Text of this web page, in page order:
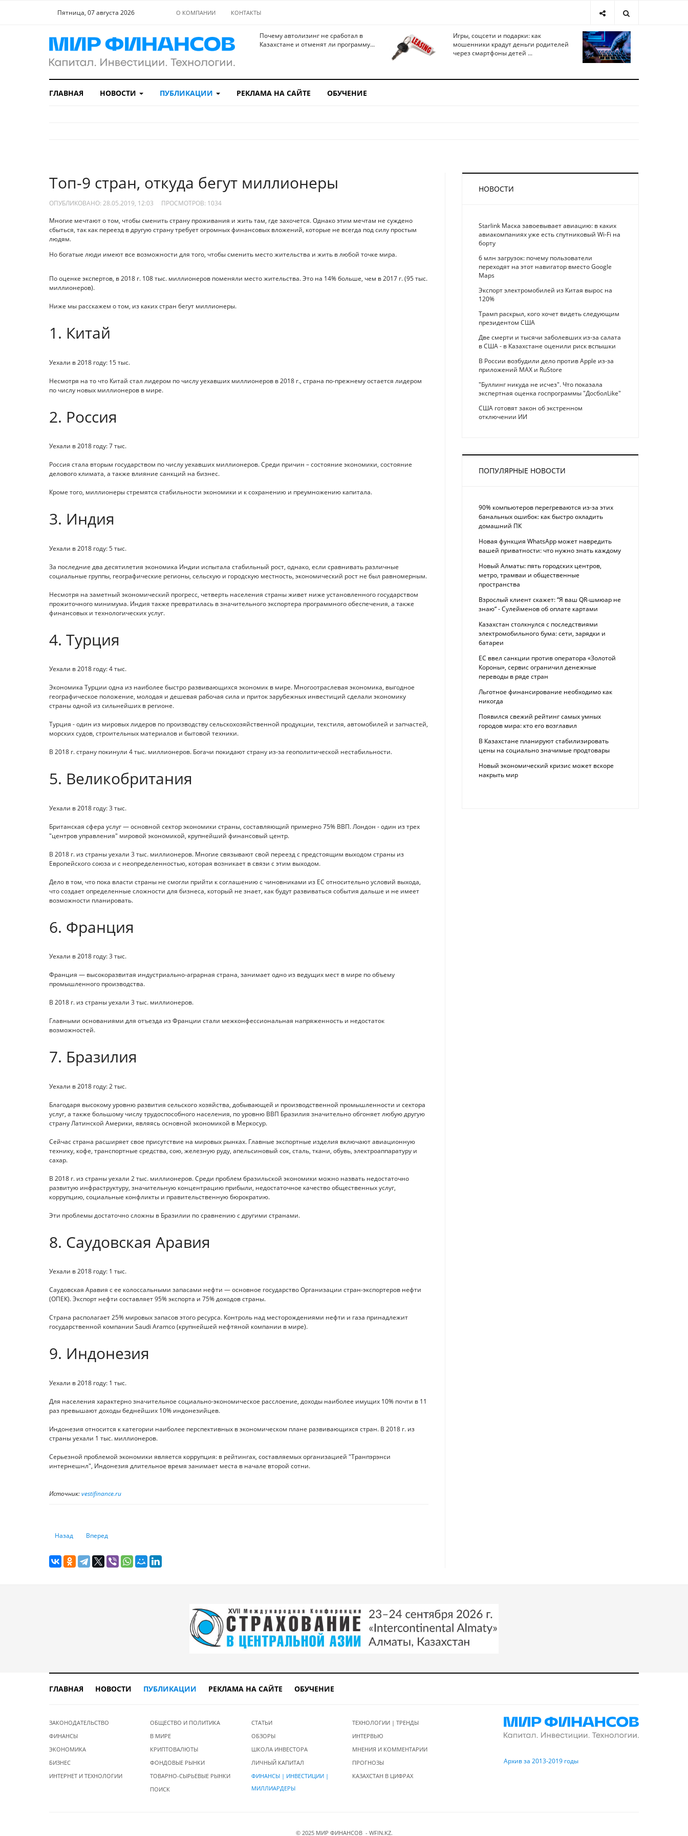
Пятница, 07 августа 2026 О КОМПАНИИ КОНТАКТЫ
Почему автолизинг не сработал в
Казахстане и отменят ли программу...
Игры, соцсети и подарки: как
мошенники крадут деньги родителей
через смартфоны детей ...
ГЛАВНАЯ НОВОСТИ ПУБЛИКАЦИИ РЕКЛАМА НА САЙТЕ ОБУЧЕНИЕ
Топ-9 стран, откуда бегут миллионеры
ОПУБЛИКОВАНО: 28.05.2019, 12:03 ПРОСМОТРОВ: 1034
Многие мечтают о том, чтобы сменить страну проживания и жить там, где захочется. Однако этим мечтам не суждено
сбыться, так как переезд в другую страну требует огромных финансовых вложений, которые не всегда под силу простым
людям.
Но богатые люди имеют все возможности для того, чтобы сменить место жительства и жить в любой точке мира.
По оценке экспертов, в 2018 г. 108 тыс. миллионеров поменяли место жительства. Это на 14% больше, чем в 2017 г. (95 тыс.
миллионеров).
Ниже мы расскажем о том, из каких стран бегут миллионеры.
1. Китай
Уехали в 2018 году: 15 тыс.
Несмотря на то что Китай стал лидером по числу уехавших миллионеров в 2018 г., страна по-прежнему остается лидером
по числу новых миллионеров в мире.
2. Россия
Уехали в 2018 году: 7 тыс.
Россия стала вторым государством по числу уехавших миллионеров. Среди причин – состояние экономики, состояние
делового климата, а также влияние санкций на бизнес.
Кроме того, миллионеры стремятся стабильности экономики и к сохранению и преумножению капитала.
3. Индия
Уехали в 2018 году: 5 тыс.
За последние два десятилетия экономика Индии испытала стабильный рост, однако, если сравнивать различные
социальные группы, географические регионы, сельскую и городскую местность, экономический рост не был равномерным.
Несмотря на заметный экономический прогресс, четверть населения страны живет ниже установленного государством
прожиточного минимума. Индия также превратилась в значительного экспортера программного обеспечения, а также
финансовых и технологических услуг.
4. Турция
Уехали в 2018 году: 4 тыс.
Экономика Турции одна из наиболее быстро развивающихся экономик в мире. Многоотраслевая экономика, выгодное
географическое положение, молодая и дешевая рабочая сила и приток зарубежных инвестиций сделали экономику
страны одной из сильнейших в регионе.
Турция - один из мировых лидеров по производству сельскохозяйственной продукции, текстиля, автомобилей и запчастей,
морских судов, строительных материалов и бытовой техники.
В 2018 г. страну покинули 4 тыс. миллионеров. Богачи покидают страну из-за геополитической нестабильности.
5. Великобритания
Уехали в 2018 году: 3 тыс.
Британская сфера услуг — основной сектор экономики страны, составляющий примерно 75% ВВП. Лондон - один из трех
"центров управления" мировой экономикой, крупнейший финансовый центр.
В 2018 г. из страны уехали 3 тыс. миллионеров. Многие связывают свой переезд с предстоящим выходом страны из
Европейского союза и с неопределенностью, которая возникает в связи с этим выходом.
Дело в том, что пока власти страны не смогли прийти к соглашению с чиновниками из ЕС относительно условий выхода,
что создает определенные сложности для бизнеса, который не знает, как будут развиваться события дальше и не имеет
возможности планировать.
6. Франция
Уехали в 2018 году: 3 тыс.
Франция — высокоразвитая индустриально-аграрная страна, занимает одно из ведущих мест в мире по объему
промышленного производства.
В 2018 г. из страны уехали 3 тыс. миллионеров.
Главными основаниями для отъезда из Франции стали межконфессиональная напряженность и недостаток
возможностей.
7. Бразилия
Уехали в 2018 году: 2 тыс.
Благодаря высокому уровню развития сельского хозяйства, добывающей и производственной промышленности и сектора
услуг, а также большому числу трудоспособного населения, по уровню ВВП Бразилия значительно обгоняет любую другую
страну Латинской Америки, являясь основной экономикой в Меркосур.
Сейчас страна расширяет свое присутствие на мировых рынках. Главные экспортные изделия включают авиационную
технику, кофе, транспортные средства, сою, железную руду, апельсиновый сок, сталь, ткани, обувь, электроаппаратуру и
сахар.
В 2018 г. из страны уехали 2 тыс. миллионеров. Среди проблем бразильской экономики можно назвать недостаточно
развитую инфраструктуру, значительную концентрацию прибыли, недостаточное качество общественных услуг,
коррупцию, социальные конфликты и правительственную бюрократию.
Эти проблемы достаточно сложны в Бразилии по сравнению с другими странами.
8. Саудовская Аравия
Уехали в 2018 году: 1 тыс.
Саудовская Аравия с ее колоссальными запасами нефти — основное государство Организации стран-экспортеров нефти
(ОПЕК). Экспорт нефти составляет 95% экспорта и 75% доходов страны.
Страна располагает 25% мировых запасов этого ресурса. Контроль над месторождениями нефти и газа принадлежит
государственной компании Saudi Aramco (крупнейшей нефтяной компании в мире).
9. Индонезия
Уехали в 2018 году: 1 тыс.
Для населения характерно значительное социально-экономическое расслоение, доходы наиболее имущих 10% почти в 11
раз превышают доходы беднейших 10% индонезийцев.
Индонезия относится к категории наиболее перспективных в экономическом плане развивающихся стран. В 2018 г. из
страны уехали 1 тыс. миллионеров.
Серьезной проблемой экономики является коррупция: в рейтингах, составляемых организацией "Транпэрэнси
интернешнл", Индонезия длительное время занимает места в начале второй сотни.
Источник:vestifinance.ru
Предыдущий: Weiss Ratings – инвесторам: Ждите, Bitcoin скоро упадет
Назад Следующий: Благородные инвестиции. Сколько можно заработать на золоте?
Вперед
НОВОСТИ
Starlink Маска завоевывает авиацию: в каких
авиакомпаниях уже есть спутниковый Wi-Fi на
борту
6 млн загрузок: почему пользователи
переходят на этот навигатор вместо Google
Maps
Экспорт электромобилей из Китая вырос на
120%
Трамп раскрыл, кого хочет видеть следующим
президентом США
Две смерти и тысячи заболевших из-за салата
в США - в Казахстане оценили риск вспышки
В России возбудили дело против Apple из-за
приложений MAX и RuStore
"Буллинг никуда не исчез". Что показала
экспертная оценка госпрограммы "ДосболLike"
США готовят закон об экстренном
отключении ИИ
ПОПУЛЯРНЫЕ НОВОСТИ
90% компьютеров перегреваются из-за этих
банальных ошибок: как быстро охладить
домашний ПК
Новая функция WhatsApp может навредить
вашей приватности: что нужно знать каждому
Новый Алматы: пять городских центров,
метро, трамваи и общественные
пространства
Взрослый клиент скажет: “Я ваш QR-шмюар не
знаю“ - Сулейменов об оплате картами
Казахстан столкнулся с последствиями
электромобильного бума: сети, зарядки и
батареи
ЕС ввел санкции против оператора «Золотой
Короны», сервис ограничил денежные
переводы в ряде стран
Льготное финансирование необходимо как
никогда
Появился свежий рейтинг самых умных
городов мира: кто его возглавил
В Казахстане планируют стабилизировать
цены на социально значимые продтовары
Новый экономический кризис может вскоре
накрыть мир
ГЛАВНАЯ НОВОСТИ ПУБЛИКАЦИИ РЕКЛАМА НА САЙТЕ ОБУЧЕНИЕ
ЗАКОНОДАТЕЛЬСТВО
ФИНАНСЫ
ЭКОНОМИКА
БИЗНЕС
ИНТЕРНЕТ И ТЕХНОЛОГИИ
ОБЩЕСТВО И ПОЛИТИКА
В МИРЕ
КРИПТОВАЛЮТЫ
ФОНДОВЫЕ РЫНКИ
ТОВАРНО-СЫРЬЕВЫЕ РЫНКИ
ПОИСК
СТАТЬИ
ОБЗОРЫ
ШКОЛА ИНВЕСТОРА
ЛИЧНЫЙ КАПИТАЛ
ФИНАНСЫ | ИНВЕСТИЦИИ |
МИЛЛИАРДЕРЫ
ТЕХНОЛОГИИ | ТРЕНДЫ
ИНТЕРВЬЮ
МНЕНИЯ И КОММЕНТАРИИ
ПРОГНОЗЫ
КАЗАХСТАН В ЦИФРАХ
Архив за 2013-2019 годы
© 2025 МИР ФИНАНСОВ - WFIN.KZ.